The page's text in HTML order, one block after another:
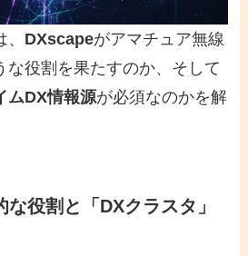
DXscapeがアマチュア無線
な役割を果たすのか、そして
ムDX情報源が必須なのかを解
役割と「DXクラスタ」